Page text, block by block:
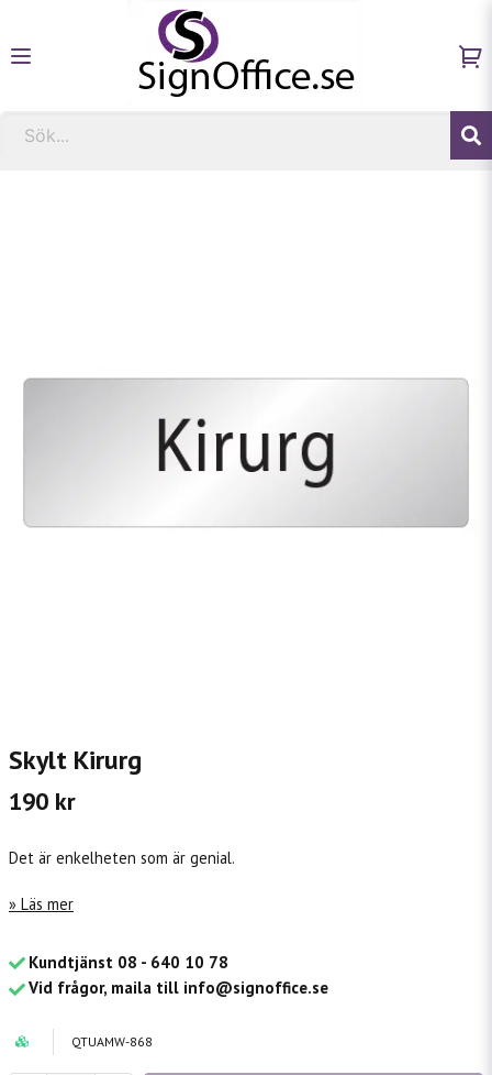
Skylt Kirurg
190 kr
Det är enkelheten som är genial.
Läs mer
Kundtjänst 08 - 640 10 78
Vid frågor, maila till info@signoffice.se
QTUAMW-868